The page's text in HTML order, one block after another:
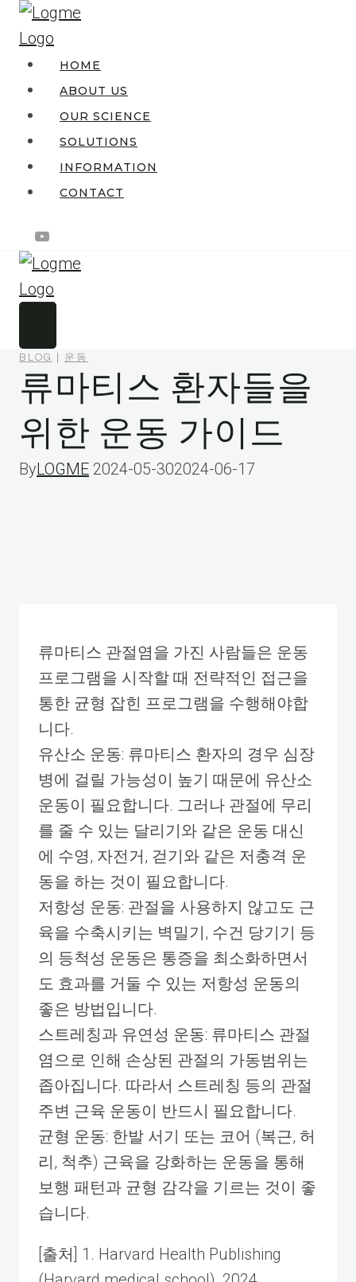
Skip
content
HOME
ABOUT US
OUR SCIENCE
SOLUTIONS
INFORMATION
CONTACT
BLOG 운동
류마티스 환자들을
위한 운동 가이드
ByLOGME 2024-05-302024-06-17
류마티스 관절염을 가진 사람들은 운동
프로그램을 시작할 때 전략적인 접근을
통한 균형 잡힌 프로그램을 수행해야합
니다.
유산소 운동: 류마티스 환자의 경우 심장
병에 걸릴 가능성이 높기 때문에 유산소
운동이 필요합니다. 그러나 관절에 무리
를 줄 수 있는 달리기와 같은 운동 대신
에 수영, 자전거, 걷기와 같은 저충격 운
동을 하는 것이 필요합니다.
저항성 운동: 관절을 사용하지 않고도 근
육을 수축시키는 벽밀기, 수건 당기기 등
의 등척성 운동은 통증을 최소화하면서
도 효과를 거둘 수 있는 저항성 운동의
좋은 방법입니다.
스트레칭과 유연성 운동: 류마티스 관절
염으로 인해 손상된 관절의 가동범위는
좁아집니다. 따라서 스트레칭 등의 관절
주변 근육 운동이 반드시 필요합니다.
균형 운동: 한발 서기 또는 코어 (복근, 허
리, 척추) 근육을 강화하는 운동을 통해
보행 패턴과 균형 감각을 기르는 것이 좋
습니다.
[출처] 1. Harvard Health Publishing